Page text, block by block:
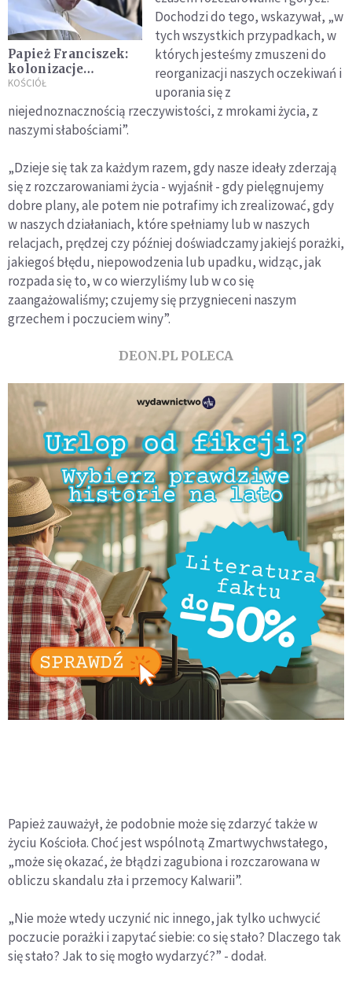
Papież Franciszek:
kolonizacje
ideologiczne są
ludzkiej egzystencji
KOŚCIÓŁ
Dochodzi do tego, wskazywał, „w
tych wszystkich przypadkach, w
których jesteśmy zmuszeni do
reorganizacji naszych oczekiwań i
uporania się z
niejednoznacznością rzeczywistości, z mrokami życia, z
naszymi słabościami”.
„Dzieje się tak za każdym razem, gdy nasze ideały zderzają
się z rozczarowaniami życia - wyjaśnił - gdy pielęgnujemy
dobre plany, ale potem nie potrafimy ich zrealizować, gdy
w naszych działaniach, które spełniamy lub w naszych
relacjach, prędzej czy później doświadczamy jakiejś porażki,
jakiegoś błędu, niepowodzenia lub upadku, widząc, jak
rozpada się to, w co wierzyliśmy lub w co się
zaangażowaliśmy; czujemy się przygnieceni naszym
grzechem i poczuciem winy”.
DEON.PL POLECA
Papież zauważył, że podobnie może się zdarzyć także w
życiu Kościoła. Choć jest wspólnotą Zmartwychwstałego,
„może się okazać, że błądzi zagubiona i rozczarowana w
obliczu skandalu zła i przemocy Kalwarii”.
„Nie może wtedy uczynić nic innego, jak tylko uchwycić
poczucie porażki i zapytać siebie: co się stało? Dlaczego tak
się stało? Jak to się mogło wydarzyć?” - dodał.